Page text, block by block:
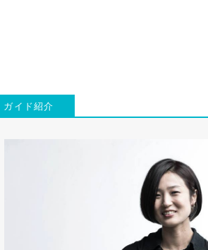
ガイド紹介